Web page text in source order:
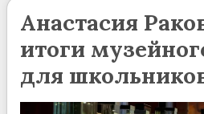
Анастасия
итоги
для